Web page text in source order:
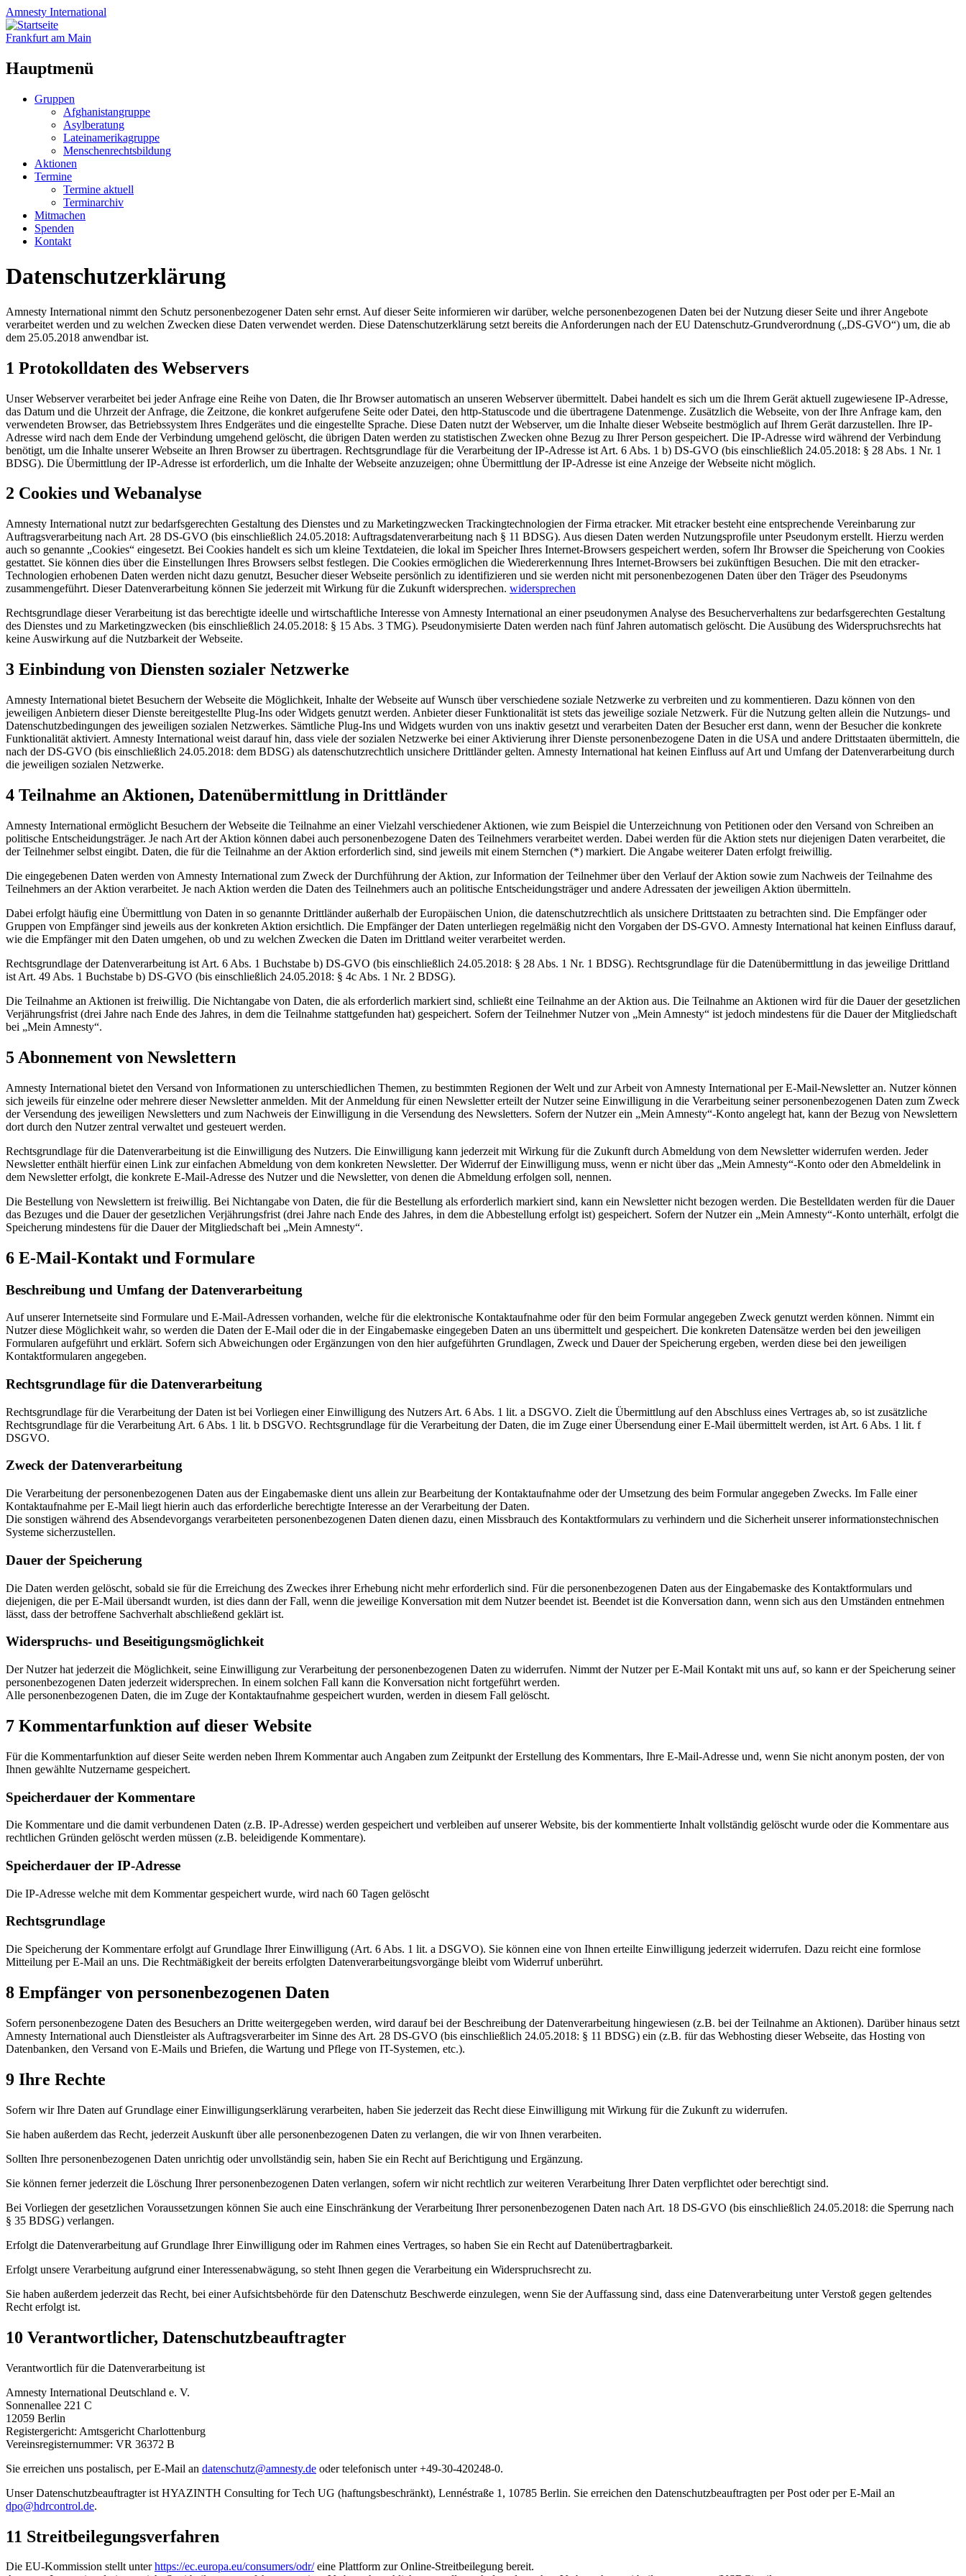
Amnesty International
Frankfurt am Main
Hauptmenü
Zum
Gruppen
Afghanistangruppe
Asylberatung
Lateinamerikagruppe
Menschenrechtsbildung
Aktionen
Termine
Termine aktuell
Terminarchiv
Mitmachen
Spenden
Kontakt
Datenschutzerklärung
Amnesty International nimmt den Schutz personenbezogener Daten sehr ernst. Auf dieser Seite informieren wir darüber, welche personenbezogenen Daten bei der Nutzung dieser Seite und ihrer Angebote
verarbeitet werden und zu welchen Zwecken diese Daten verwendet werden. Diese Datenschutzerklärung setzt bereits die Anforderungen nach der EU Datenschutz-Grundverordnung („DS-GVO“) um, die ab
dem 25.05.2018 anwendbar ist.
1 Protokolldaten des Webservers
Unser Webserver verarbeitet bei jeder Anfrage eine Reihe von Daten, die Ihr Browser automatisch an unseren Webserver übermittelt. Dabei handelt es sich um die Ihrem Gerät aktuell zugewiesene IP-Adresse,
das Datum und die Uhrzeit der Anfrage, die Zeitzone, die konkret aufgerufene Seite oder Datei, den http-Statuscode und die übertragene Datenmenge. Zusätzlich die Webseite, von der Ihre Anfrage kam, den
verwendeten Browser, das Betriebssystem Ihres Endgerätes und die eingestellte Sprache. Diese Daten nutzt der Webserver, um die Inhalte dieser Webseite bestmöglich auf Ihrem Gerät darzustellen. Ihre IP-
Adresse wird nach dem Ende der Verbindung umgehend gelöscht, die übrigen Daten werden zu statistischen Zwecken ohne Bezug zu Ihrer Person gespeichert. Die IP-Adresse wird während der Verbindung
benötigt, um die Inhalte unserer Webseite an Ihren Browser zu übertragen. Rechtsgrundlage für die Verarbeitung der IP-Adresse ist Art. 6 Abs. 1 b) DS-GVO (bis einschließlich 24.05.2018: § 28 Abs. 1 Nr. 1
BDSG). Die Übermittlung der IP-Adresse ist erforderlich, um die Inhalte der Webseite anzuzeigen; ohne Übermittlung der IP-Adresse ist eine Anzeige der Webseite nicht möglich.
2 Cookies und Webanalyse
Amnesty International nutzt zur bedarfsgerechten Gestaltung des Dienstes und zu Marketingzwecken Trackingtechnologien der Firma etracker. Mit etracker besteht eine entsprechende Vereinbarung zur
Auftragsverarbeitung nach Art. 28 DS-GVO (bis einschließlich 24.05.2018: Auftragsdatenverarbeitung nach § 11 BDSG). Aus diesen Daten werden Nutzungsprofile unter Pseudonym erstellt. Hierzu werden
auch so genannte „Cookies“ eingesetzt. Bei Cookies handelt es sich um kleine Textdateien, die lokal im Speicher Ihres Internet-Browsers gespeichert werden, sofern Ihr Browser die Speicherung von Cookies
gestattet. Sie können dies über die Einstellungen Ihres Browsers selbst festlegen. Die Cookies ermöglichen die Wiedererkennung Ihres Internet-Browsers bei zukünftigen Besuchen. Die mit den etracker-
Technologien erhobenen Daten werden nicht dazu genutzt, Besucher dieser Webseite persönlich zu identifizieren und sie werden nicht mit personenbezogenen Daten über den Träger des Pseudonyms
zusammengeführt. Dieser Datenverarbeitung können Sie jederzeit mit Wirkung für die Zukunft widersprechen. widersprechen
Rechtsgrundlage dieser Verarbeitung ist das berechtigte ideelle und wirtschaftliche Interesse von Amnesty International an einer pseudonymen Analyse des Besucherverhaltens zur bedarfsgerechten Gestaltung
des Dienstes und zu Marketingzwecken (bis einschließlich 24.05.2018: § 15 Abs. 3 TMG). Pseudonymisierte Daten werden nach fünf Jahren automatisch gelöscht. Die Ausübung des Widerspruchsrechts hat
keine Auswirkung auf die Nutzbarkeit der Webseite.
3 Einbindung von Diensten sozialer Netzwerke
Amnesty International bietet Besuchern der Webseite die Möglichkeit, Inhalte der Webseite auf Wunsch über verschiedene soziale Netzwerke zu verbreiten und zu kommentieren. Dazu können von den
jeweiligen Anbietern dieser Dienste bereitgestellte Plug-Ins oder Widgets genutzt werden. Anbieter dieser Funktionalität ist stets das jeweilige soziale Netzwerk. Für die Nutzung gelten allein die Nutzungs- und
Datenschutzbedingungen des jeweiligen sozialen Netzwerkes. Sämtliche Plug-Ins und Widgets wurden von uns inaktiv gesetzt und verarbeiten Daten der Besucher erst dann, wenn der Besucher die konkrete
Funktionalität aktiviert. Amnesty International weist darauf hin, dass viele der sozialen Netzwerke bei einer Aktivierung ihrer Dienste personenbezogene Daten in die USA und andere Drittstaaten übermitteln, die
nach der DS-GVO (bis einschließlich 24.05.2018: dem BDSG) als datenschutzrechtlich unsichere Drittländer gelten. Amnesty International hat keinen Einfluss auf Art und Umfang der Datenverarbeitung durch
die jeweiligen sozialen Netzwerke.
4 Teilnahme an Aktionen, Datenübermittlung in Drittländer
Amnesty International ermöglicht Besuchern der Webseite die Teilnahme an einer Vielzahl verschiedener Aktionen, wie zum Beispiel die Unterzeichnung von Petitionen oder den Versand von Schreiben an
politische Entscheidungsträger. Je nach Art der Aktion können dabei auch personenbezogene Daten des Teilnehmers verarbeitet werden. Dabei werden für die Aktion stets nur diejenigen Daten verarbeitet, die
der Teilnehmer selbst eingibt. Daten, die für die Teilnahme an der Aktion erforderlich sind, sind jeweils mit einem Sternchen (*) markiert. Die Angabe weiterer Daten erfolgt freiwillig.
Die eingegebenen Daten werden von Amnesty International zum Zweck der Durchführung der Aktion, zur Information der Teilnehmer über den Verlauf der Aktion sowie zum Nachweis der Teilnahme des
Teilnehmers an der Aktion verarbeitet. Je nach Aktion werden die Daten des Teilnehmers auch an politische Entscheidungsträger und andere Adressaten der jeweiligen Aktion übermitteln.
Dabei erfolgt häufig eine Übermittlung von Daten in so genannte Drittländer außerhalb der Europäischen Union, die datenschutzrechtlich als unsichere Drittstaaten zu betrachten sind. Die Empfänger oder
Gruppen von Empfänger sind jeweils aus der konkreten Aktion ersichtlich. Die Empfänger der Daten unterliegen regelmäßig nicht den Vorgaben der DS-GVO. Amnesty International hat keinen Einfluss darauf,
wie die Empfänger mit den Daten umgehen, ob und zu welchen Zwecken die Daten im Drittland weiter verarbeitet werden.
Rechtsgrundlage der Datenverarbeitung ist Art. 6 Abs. 1 Buchstabe b) DS-GVO (bis einschließlich 24.05.2018: § 28 Abs. 1 Nr. 1 BDSG). Rechtsgrundlage für die Datenübermittlung in das jeweilige Drittland
ist Art. 49 Abs. 1 Buchstabe b) DS-GVO (bis einschließlich 24.05.2018: § 4c Abs. 1 Nr. 2 BDSG).
Die Teilnahme an Aktionen ist freiwillig. Die Nichtangabe von Daten, die als erforderlich markiert sind, schließt eine Teilnahme an der Aktion aus. Die Teilnahme an Aktionen wird für die Dauer der gesetzlichen
Verjährungsfrist (drei Jahre nach Ende des Jahres, in dem die Teilnahme stattgefunden hat) gespeichert. Sofern der Teilnehmer Nutzer von „Mein Amnesty“ ist jedoch mindestens für die Dauer der Mitgliedschaft
bei „Mein Amnesty“.
5 Abonnement von Newslettern
Amnesty International bietet den Versand von Informationen zu unterschiedlichen Themen, zu bestimmten Regionen der Welt und zur Arbeit von Amnesty International per E-Mail-Newsletter an. Nutzer können
sich jeweils für einzelne oder mehrere dieser Newsletter anmelden. Mit der Anmeldung für einen Newsletter erteilt der Nutzer seine Einwilligung in die Verarbeitung seiner personenbezogenen Daten zum Zweck
der Versendung des jeweiligen Newsletters und zum Nachweis der Einwilligung in die Versendung des Newsletters. Sofern der Nutzer ein „Mein Amnesty“-Konto angelegt hat, kann der Bezug von Newslettern
dort durch den Nutzer zentral verwaltet und gesteuert werden.
Rechtsgrundlage für die Datenverarbeitung ist die Einwilligung des Nutzers. Die Einwilligung kann jederzeit mit Wirkung für die Zukunft durch Abmeldung von dem Newsletter widerrufen werden. Jeder
Newsletter enthält hierfür einen Link zur einfachen Abmeldung von dem konkreten Newsletter. Der Widerruf der Einwilligung muss, wenn er nicht über das „Mein Amnesty“-Konto oder den Abmeldelink in
dem Newsletter erfolgt, die konkrete E-Mail-Adresse des Nutzer und die Newsletter, von denen die Abmeldung erfolgen soll, nennen.
Die Bestellung von Newslettern ist freiwillig. Bei Nichtangabe von Daten, die für die Bestellung als erforderlich markiert sind, kann ein Newsletter nicht bezogen werden. Die Bestelldaten werden für die Dauer
das Bezuges und die Dauer der gesetzlichen Verjährungsfrist (drei Jahre nach Ende des Jahres, in dem die Abbestellung erfolgt ist) gespeichert. Sofern der Nutzer ein „Mein Amnesty“-Konto unterhält, erfolgt die
Speicherung mindestens für die Dauer der Mitgliedschaft bei „Mein Amnesty“.
6 E-Mail-Kontakt und Formulare
Beschreibung und Umfang der Datenverarbeitung
Auf unserer Internetseite sind Formulare und E-Mail-Adressen vorhanden, welche für die elektronische Kontaktaufnahme oder für den beim Formular angegeben Zweck genutzt werden können. Nimmt ein
Nutzer diese Möglichkeit wahr, so werden die Daten der E-Mail oder die in der Eingabemaske eingegeben Daten an uns übermittelt und gespeichert. Die konkreten Datensätze werden bei den jeweiligen
Formularen aufgeführt und erklärt. Sofern sich Abweichungen oder Ergänzungen von den hier aufgeführten Grundlagen, Zweck und Dauer der Speicherung ergeben, werden diese bei den jeweiligen
Kontaktformularen angegeben.
Rechtsgrundlage für die Datenverarbeitung
Rechtsgrundlage für die Verarbeitung der Daten ist bei Vorliegen einer Einwilligung des Nutzers Art. 6 Abs. 1 lit. a DSGVO. Zielt die Übermittlung auf den Abschluss eines Vertrages ab, so ist zusätzliche
Rechtsgrundlage für die Verarbeitung Art. 6 Abs. 1 lit. b DSGVO. Rechtsgrundlage für die Verarbeitung der Daten, die im Zuge einer Übersendung einer E-Mail übermittelt werden, ist Art. 6 Abs. 1 lit. f
DSGVO.
Zweck der Datenverarbeitung
Die Verarbeitung der personenbezogenen Daten aus der Eingabemaske dient uns allein zur Bearbeitung der Kontaktaufnahme oder der Umsetzung des beim Formular angegeben Zwecks. Im Falle einer
Kontaktaufnahme per E-Mail liegt hierin auch das erforderliche berechtigte Interesse an der Verarbeitung der Daten.
Die sonstigen während des Absendevorgangs verarbeiteten personenbezogenen Daten dienen dazu, einen Missbrauch des Kontaktformulars zu verhindern und die Sicherheit unserer informationstechnischen
Systeme sicherzustellen.
Dauer der Speicherung
Die Daten werden gelöscht, sobald sie für die Erreichung des Zweckes ihrer Erhebung nicht mehr erforderlich sind. Für die personenbezogenen Daten aus der Eingabemaske des Kontaktformulars und
diejenigen, die per E-Mail übersandt wurden, ist dies dann der Fall, wenn die jeweilige Konversation mit dem Nutzer beendet ist. Beendet ist die Konversation dann, wenn sich aus den Umständen entnehmen
lässt, dass der betroffene Sachverhalt abschließend geklärt ist.
Widerspruchs- und Beseitigungsmöglichkeit
Der Nutzer hat jederzeit die Möglichkeit, seine Einwilligung zur Verarbeitung der personenbezogenen Daten zu widerrufen. Nimmt der Nutzer per E-Mail Kontakt mit uns auf, so kann er der Speicherung seiner
personenbezogenen Daten jederzeit widersprechen. In einem solchen Fall kann die Konversation nicht fortgeführt werden.
Alle personenbezogenen Daten, die im Zuge der Kontaktaufnahme gespeichert wurden, werden in diesem Fall gelöscht.
7 Kommentarfunktion auf dieser Website
Für die Kommentarfunktion auf dieser Seite werden neben Ihrem Kommentar auch Angaben zum Zeitpunkt der Erstellung des Kommentars, Ihre E-Mail-Adresse und, wenn Sie nicht anonym posten, der von
Ihnen gewählte Nutzername gespeichert.
Speicherdauer der Kommentare
Die Kommentare und die damit verbundenen Daten (z.B. IP-Adresse) werden gespeichert und verbleiben auf unserer Website, bis der kommentierte Inhalt vollständig gelöscht wurde oder die Kommentare aus
rechtlichen Gründen gelöscht werden müssen (z.B. beleidigende Kommentare).
Speicherdauer der IP-Adresse
Die IP-Adresse welche mit dem Kommentar gespeichert wurde, wird nach 60 Tagen gelöscht
Rechtsgrundlage
Die Speicherung der Kommentare erfolgt auf Grundlage Ihrer Einwilligung (Art. 6 Abs. 1 lit. a DSGVO). Sie können eine von Ihnen erteilte Einwilligung jederzeit widerrufen. Dazu reicht eine formlose
Mitteilung per E-Mail an uns. Die Rechtmäßigkeit der bereits erfolgten Datenverarbeitungsvorgänge bleibt vom Widerruf unberührt.
8 Empfänger von personenbezogenen Daten
Sofern personenbezogene Daten des Besuchers an Dritte weitergegeben werden, wird darauf bei der Beschreibung der Datenverarbeitung hingewiesen (z.B. bei der Teilnahme an Aktionen). Darüber hinaus setzt
Amnesty International auch Dienstleister als Auftragsverarbeiter im Sinne des Art. 28 DS-GVO (bis einschließlich 24.05.2018: § 11 BDSG) ein (z.B. für das Webhosting dieser Webseite, das Hosting von
Datenbanken, den Versand von E-Mails und Briefen, die Wartung und Pflege von IT-Systemen, etc.).
9 Ihre Rechte
Sofern wir Ihre Daten auf Grundlage einer Einwilligungserklärung verarbeiten, haben Sie jederzeit das Recht diese Einwilligung mit Wirkung für die Zukunft zu widerrufen.
Sie haben außerdem das Recht, jederzeit Auskunft über alle personenbezogenen Daten zu verlangen, die wir von Ihnen verarbeiten.
Sollten Ihre personenbezogenen Daten unrichtig oder unvollständig sein, haben Sie ein Recht auf Berichtigung und Ergänzung.
Sie können ferner jederzeit die Löschung Ihrer personenbezogenen Daten verlangen, sofern wir nicht rechtlich zur weiteren Verarbeitung Ihrer Daten verpflichtet oder berechtigt sind.
Bei Vorliegen der gesetzlichen Voraussetzungen können Sie auch eine Einschränkung der Verarbeitung Ihrer personenbezogenen Daten nach Art. 18 DS-GVO (bis einschließlich 24.05.2018: die Sperrung nach
§ 35 BDSG) verlangen.
Erfolgt die Datenverarbeitung auf Grundlage Ihrer Einwilligung oder im Rahmen eines Vertrages, so haben Sie ein Recht auf Datenübertragbarkeit.
Erfolgt unsere Verarbeitung aufgrund einer Interessenabwägung, so steht Ihnen gegen die Verarbeitung ein Widerspruchsrecht zu.
Sie haben außerdem jederzeit das Recht, bei einer Aufsichtsbehörde für den Datenschutz Beschwerde einzulegen, wenn Sie der Auffassung sind, dass eine Datenverarbeitung unter Verstoß gegen geltendes
Recht erfolgt ist.
10 Verantwortlicher, Datenschutzbeauftragter
Verantwortlich für die Datenverarbeitung ist
Amnesty International Deutschland e. V.
Sonnenallee 221 C
12059 Berlin
Registergericht: Amtsgericht Charlottenburg
Vereinsregisternummer: VR 36372 B
Sie erreichen uns postalisch, per E-Mail an datenschutz@amnesty.de oder telefonisch unter +49-30-420248-0.
Unser Datenschutzbeauftragter ist HYAZINTH Consulting for Tech UG (haftungsbeschränkt), Lennéstraße 1, 10785 Berlin. Sie erreichen den Datenschutzbeauftragten per Post oder per E-Mail an
dpo@hdrcontrol.de.
11 Streitbeilegungsverfahren
Die EU-Kommission stellt unterhttps://ec.europa.eu/consumers/odr/eine Plattform zur Online-Streitbeilegung bereit.